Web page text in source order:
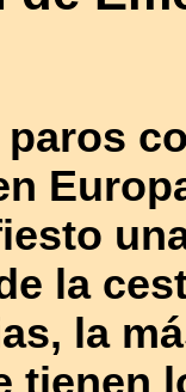
la
la
tienen